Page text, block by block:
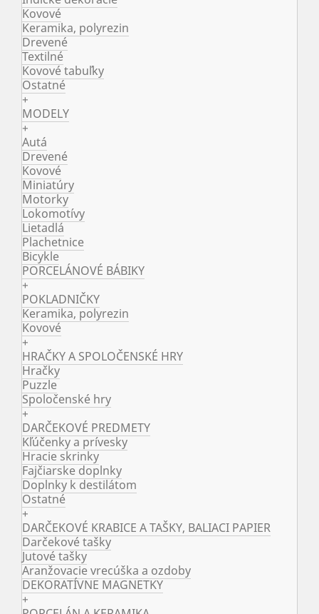
Kovové
Keramika, polyrezin
Drevené
Textilné
Kovové tabuľky
Ostatné
+
MODELY
+
Autá
Drevené
Kovové
Miniatúry
Motorky
Lokomotívy
Lietadlá
Plachetnice
Bicykle
PORCELÁNOVÉ BÁBIKY
+
POKLADNIČKY
Keramika, polyrezin
Kovové
+
HRAČKY A SPOLOČENSKÉ HRY
Hračky
Puzzle
Spoločenské hry
+
DARČEKOVÉ PREDMETY
Kľúčenky a prívesky
Hracie skrinky
Fajčiarske doplnky
Doplnky k destilátom
Ostatné
+
DARČEKOVÉ KRABICE A TAŠKY, BALIACI PAPIER
Darčekové tašky
Jutové tašky
Aranžovacie vrecúška a ozdoby
DEKORATÍVNE MAGNETKY
+